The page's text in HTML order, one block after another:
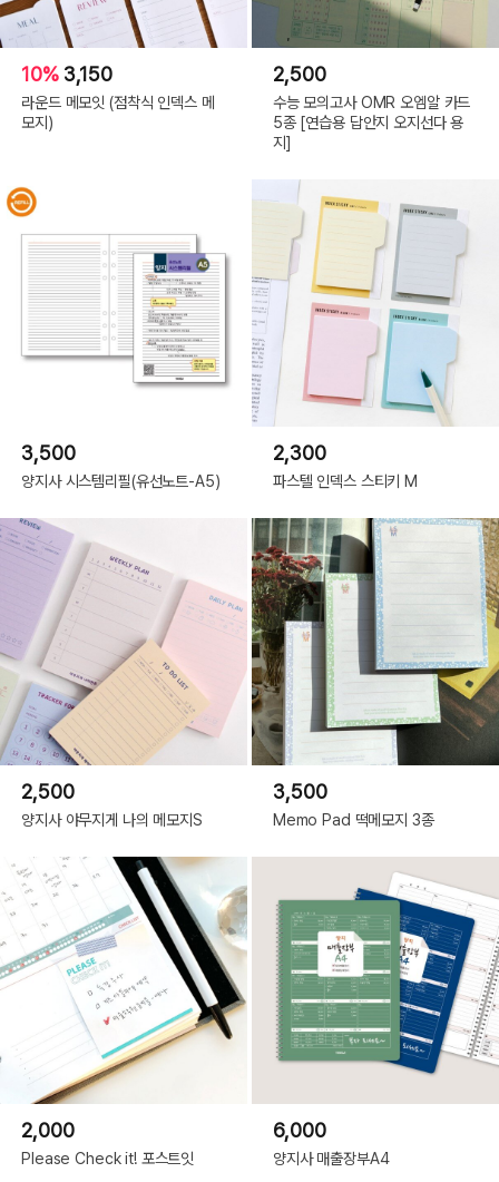
10% 3,150
라운드 메모잇 (점착식 인덱스 메
모지)
2,500
수능 모의고사 OMR 오엠알 카드
5종 [연습용 답안지 오지선다 용
지]
3,500
양지사 시스템리필(유선노트-A5)
2,300
파스텔 인덱스 스티키 M
2,500
양지사 야무지게 나의 메모지S
3,500
Memo Pad 떡메모지 3종
2,000
Please Check it! 포스트잇
6,000
양지사 매출장부A4